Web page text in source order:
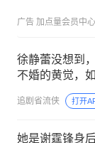
广告 加点量会员中心
徐静蕾没想到
不婚的黄觉，
追剧省流侠 打开
她是谢霆锋身